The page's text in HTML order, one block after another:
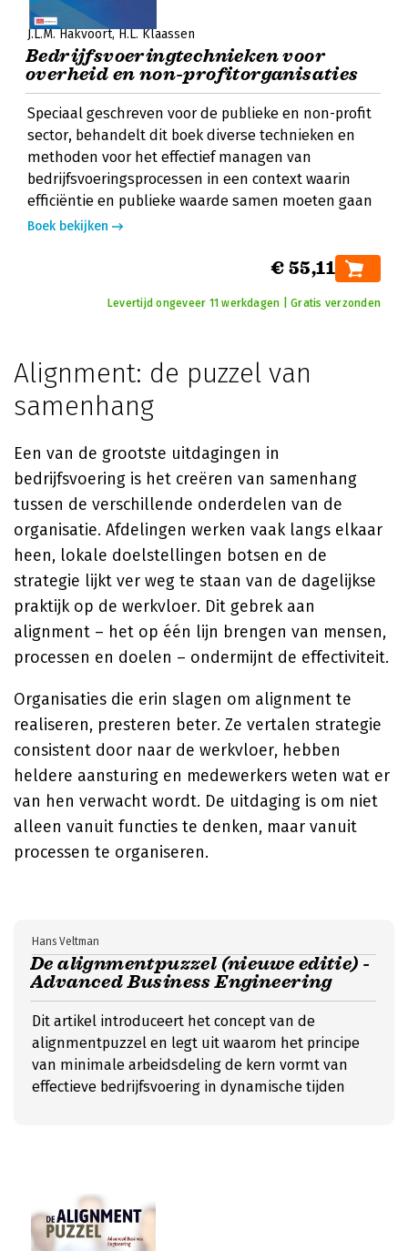
J.L.M. Hakvoort H.L. Klaassen
Bedrijfsvoeringtechnieken voor
overheid en non-profitorganisaties
Speciaal geschreven voor de publieke en non-profit
sector, behandelt dit boek diverse technieken en
methoden voor het effectief managen van
bedrijfsvoeringsprocessen in een context waarin
efficiëntie en publieke waarde samen moeten gaan
Boek bekijken
€ 55,11
Levertijd ongeveer 11 werkdagen | Gratis verzonden
Alignment: de puzzel van
samenhang
Een van de grootste uitdagingen in
bedrijfsvoering is het creëren van samenhang
tussen de verschillende onderdelen van de
organisatie. Afdelingen werken vaak langs elkaar
heen, lokale doelstellingen botsen en de
strategie lijkt ver weg te staan van de dagelijkse
praktijk op de werkvloer. Dit gebrek aan
alignment – het op één lijn brengen van mensen,
processen en doelen – ondermijnt de effectiviteit.
Organisaties die erin slagen om alignment te
realiseren, presteren beter. Ze vertalen strategie
consistent door naar de werkvloer, hebben
heldere aansturing en medewerkers weten wat er
van hen verwacht wordt. De uitdaging is om niet
alleen vanuit functies te denken, maar vanuit
processen te organiseren.
De alignmentpuzzel (nieuwe editie) -
Advanced Business Engineering
Hans Veltman
Dit artikel introduceert het concept van de
alignmentpuzzel en legt uit waarom het principe
van minimale arbeidsdeling de kern vormt van
effectieve bedrijfsvoering in dynamische tijden